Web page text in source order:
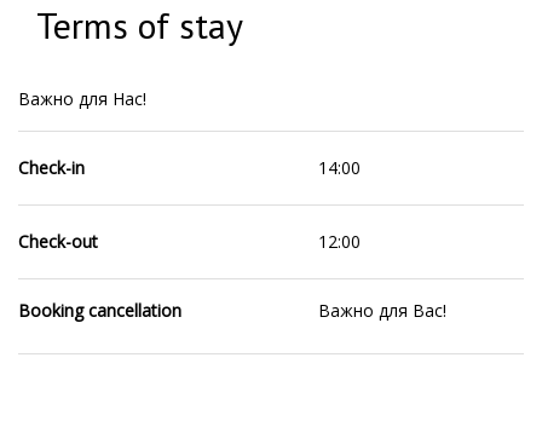
Terms of stay
Важно для Нас!
Check-in 14:00
Check-out 12:00
Booking cancellation Важно для Вас!